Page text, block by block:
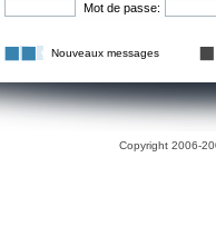
Mot de passe:
Nouveaux messages
Copyright 2006-